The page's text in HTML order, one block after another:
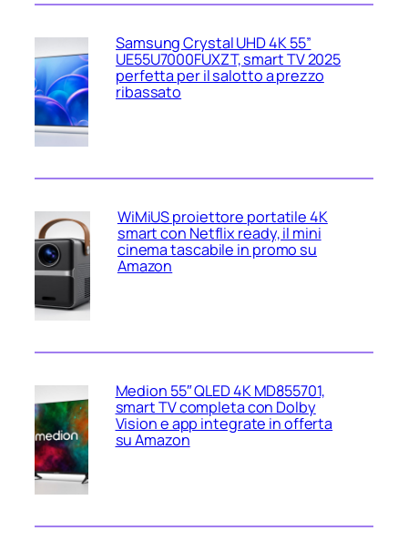
Samsung Crystal UHD 4K 55”
UE55U7000FUXZT, smart TV 2025
perfetta per il salotto a prezzo
ribassato
WiMiUS proiettore portatile 4K
smart con Netflix ready, il mini
cinema tascabile in promo su
Amazon
Medion 55″ QLED 4K MD855701,
smart TV completa con Dolby
Vision e app integrate in offerta
su Amazon